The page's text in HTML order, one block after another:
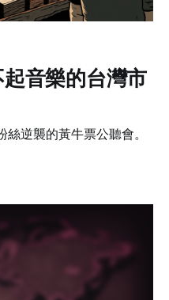
音樂的台灣市
逆襲的黃牛票公聽會。